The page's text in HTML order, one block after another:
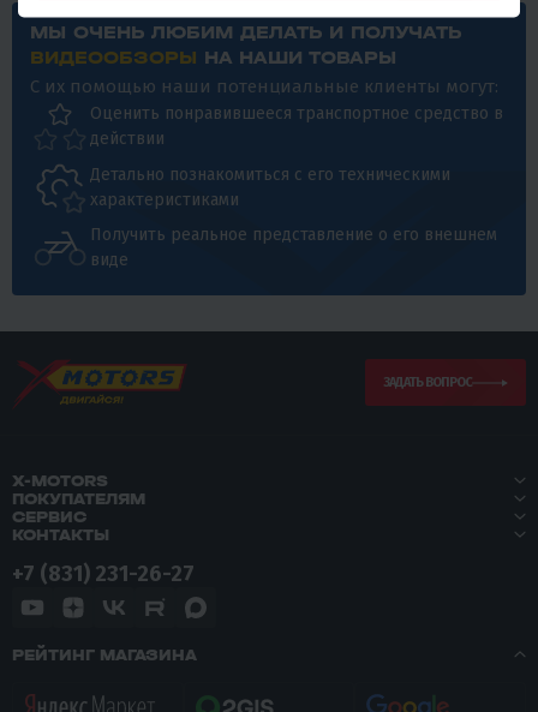
МЫ ОЧЕНЬ ЛЮБИМ ДЕЛАТЬ И ПОЛУЧАТЬ
ВИДЕООБЗОРЫ НА НАШИ ТОВАРЫ
С их помощью наши потенциальные клиенты могут:
Оценить понравившееся транспортное средство в
действии
Детально познакомиться с его техническими
характеристиками
Получить реальное представление о его внешнем
виде
ЗАДАТЬ ВОПРОС
X-MOTORS
ПОКУПАТЕЛЯМ
СЕРВИС
КОНТАКТЫ
+7 (831) 231-26-27
РЕЙТИНГ МАГАЗИНА